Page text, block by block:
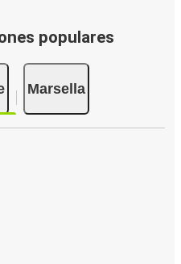
populares
Marsella